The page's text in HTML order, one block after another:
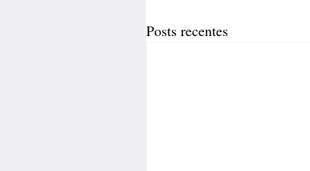
Posts recentes